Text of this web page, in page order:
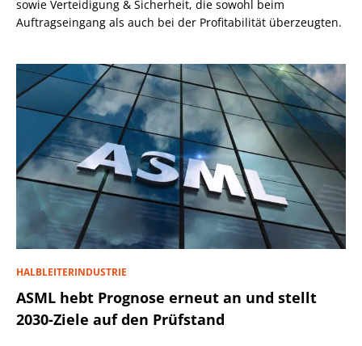
sowie Verteidigung & Sicherheit, die sowohl beim
Auftragseingang als auch bei der Profitabilität überzeugten.
HALBLEITERINDUSTRIE
ASML hebt Prognose erneut an und stellt
2030-Ziele auf den Prüfstand